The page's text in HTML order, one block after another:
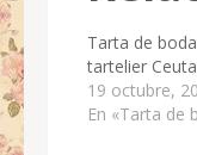
Tarta de
tartelier
19 octubre,
En «Tarta de